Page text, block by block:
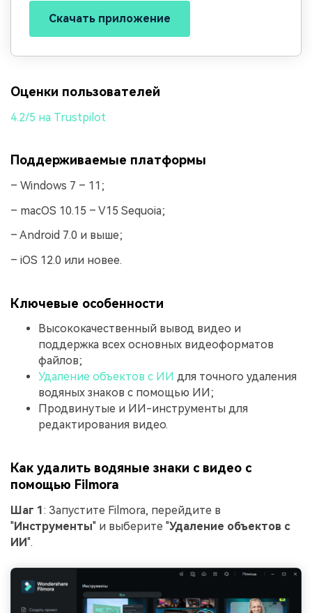
Скачать приложение
Оценки пользователей
4.2/5 на Trustpilot
Поддерживаемые платформы
– Windows 7 – 11;
– macOS 10.15 – V15 Sequoia;
– Android 7.0 и выше;
– iOS 12.0 или новее.
Ключевые особенности
Высококачественный вывод видео и
поддержка всех основных видеоформатов
файлов;
Удаление объектов с ИИ для точного удаления
водяных знаков с помощью ИИ;
Продвинутые и ИИ-инструменты для
редактирования видео.
Как удалить водяные знаки с видео с
помощью Filmora
Шаг 1: Запустите Filmora, перейдите в
"Инструменты" и выберите "Удаление объектов с
ИИ".